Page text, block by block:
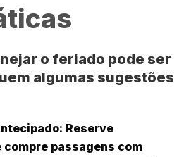
o feriado pode ser
algumas sugestões
Reserve
compre passagens com